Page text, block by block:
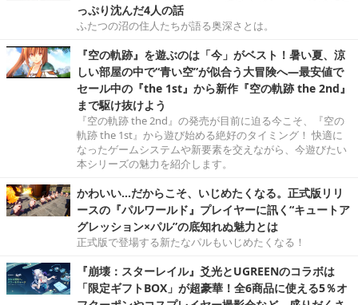
っぷり沈んだ4人の話
ふたつの沼の住人たちが語る奥深さとは。
『空の軌跡』を遊ぶのは「今」がベスト！暑い夏、涼
しい部屋の中で“青い空”が似合う大冒険へ―最安値で
セール中の『the 1st』から新作『空の軌跡 the 2nd』
まで駆け抜けよう
『空の軌跡 the 2nd』の発売が目前に迫る今こそ、『空の
軌跡 the 1st』から遊び始める絶好のタイミング！ 快適に
なったゲームシステムや新要素を交えながら、今遊びたい
本シリーズの魅力を紹介します。
かわいい…だからこそ、いじめたくなる。正式版リリ
ースの『パルワールド』プレイヤーに訊く“キュートア
グレッション×パル”の底知れぬ魅力とは
正式版で登場する新たなパルもいじめたくなる！
『崩壊：スターレイル』爻光とUGREENのコラボは
「限定ギフトBOX」が超豪華！全6商品に使える5％オ